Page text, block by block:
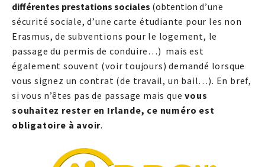
différentes prestations sociales (obtention d’une
sécurité sociale,d’une carte étudiante pour les non
Erasmus, de subventions pour le logement, le
passage du permis de conduire…) mais est
également souvent (voir toujours) demandé lorsque
vous signez un contrat (de travail, un bail…). En bref,
si vous n’êtes pas de passage mais quevous
souhaitez rester en Irlande, ce numéro est
obligatoire à avoir.